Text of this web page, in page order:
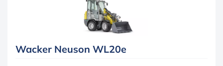
Wacker Neuson WL20e